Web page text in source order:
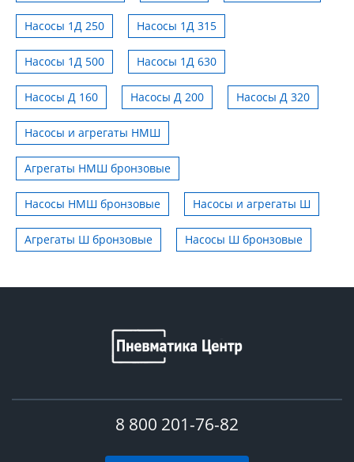
Насосы 1Д 250 Насосы 1Д 315
Насосы 1Д 500 Насосы 1Д 630
Насосы Д 160 Насосы Д 200 Насосы Д 320
Насосы и агрегаты НМШ
Агрегаты НМШ бронзовые
Насосы НМШ бронзовые Насосы и агрегаты Ш
Агрегаты Ш бронзовые Насосы Ш бронзовые
8 800 201-76-82